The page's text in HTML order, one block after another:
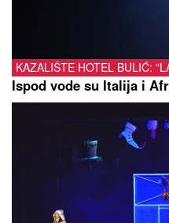
KAZALIŠTE HOTEL BULIĆ:
Ispod vode su Italija i